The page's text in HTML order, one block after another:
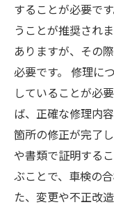
することが必要で
うことが推奨され
ありますが、その
必要です。 修理に
していることが必
ば、正確な修理内
箇所の修正が完了
や書類で証明する
ぶことで、車検の
た、変更や不正改